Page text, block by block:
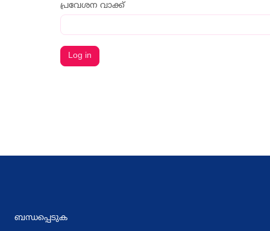
പ്രവേശന വാക്ക്
ബന്ധപ്പെടുക